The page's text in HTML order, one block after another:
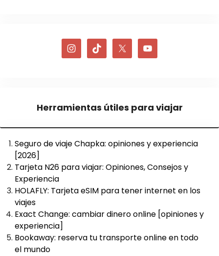
Herramientas útiles para viajar
Seguro de viaje Chapka: opiniones y experiencia
[2026]
Tarjeta N26 para viajar: Opiniones, Consejos y
Experiencia
HOLAFLY: Tarjeta eSIM para tener internet en los
viajes
Exact Change: cambiar dinero online [opiniones y
experiencia]
Bookaway: reserva tu transporte online en todo
el mundo